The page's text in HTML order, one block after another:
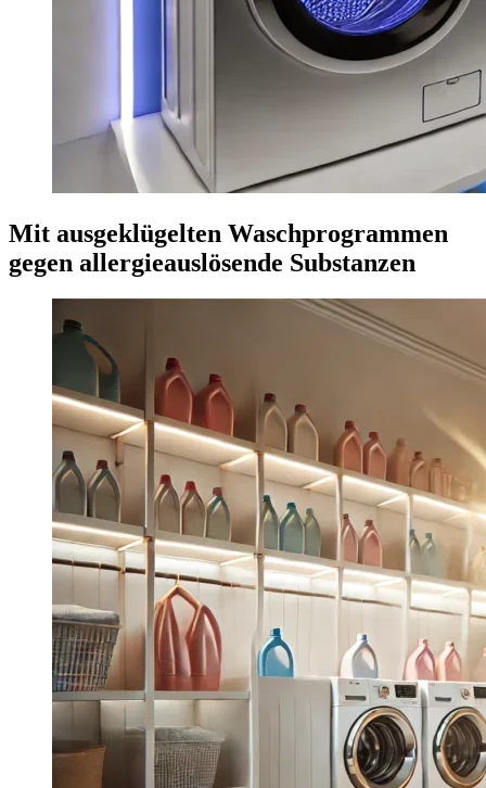
Mit ausgeklügelten Waschprogrammen
gegen allergieauslösende Substanzen